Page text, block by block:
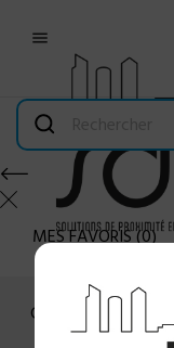

MES FAVORIS(0)
Connexion